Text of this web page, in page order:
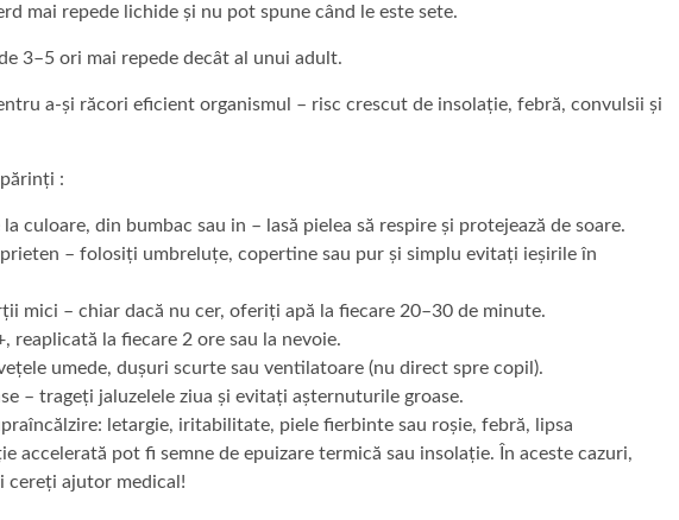
mai repede lichide și nu pot spune când le este sete.
3–5 ori mai repede decât al unui adult.
a-și răcori eficient organismul – risc crescut de insolație, febră, convulsii și
:
culoare, din bumbac sau in – lasă pielea să respire și protejează de soare.
– folosiți umbreluțe, copertine sau pur și simplu evitați ieșirile în
mici – chiar dacă nu cer, oferiți apă la fiecare 20–30 de minute.
reaplicată la fiecare 2 ore sau la nevoie.
umede, dușuri scurte sau ventilatoare (nu direct spre copil).
– trageți jaluzelele ziua și evitați așternuturile groase.
letargie, iritabilitate, piele fierbinte sau roșie, febră, lipsa
accelerată pot fi semne de epuizare termică sau insolație. În aceste cazuri,
cereți ajutor medical!